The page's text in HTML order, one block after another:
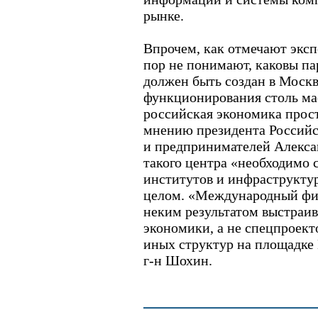
рынке.
Впрочем, как отмечают
пор не понимают, каковы
должен быть создан в
функционирования столь
российская экономика
мнению президента
и предпринимателей
такого центра «необходимо
институтов и
целом. «Международный
неким результатом
экономики, а не
иных структур на
г-н Шохин.